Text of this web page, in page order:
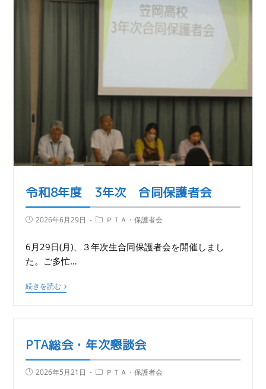
令和8年度 3年次 合同保護者会
2026年6月29日 ＰＴＡ・保護者会
6月29日(月)、３年次生合同保護者会を開催しまし
た。ご多忙…
続きを読む
PTA総会・年次懇談会
2026年5月21日 ＰＴＡ・保護者会